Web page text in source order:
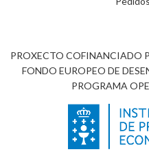
PROXECTO COFINANCIADO
FONDO EUROPEO DE
PROGRAMA